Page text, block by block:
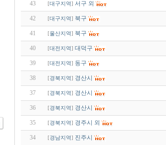
43 [대구지역] 서구 외
42 [대구지역] 북구
41 [울산지역] 북구
40 [대전지역] 대덕구
39 [대전지역] 동구
38 [경북지역] 경산시
37 [경북지역] 경산시
36 [경북지역] 경산시
35 [경북지역] 경주시 외
34 [경남지역] 진주시